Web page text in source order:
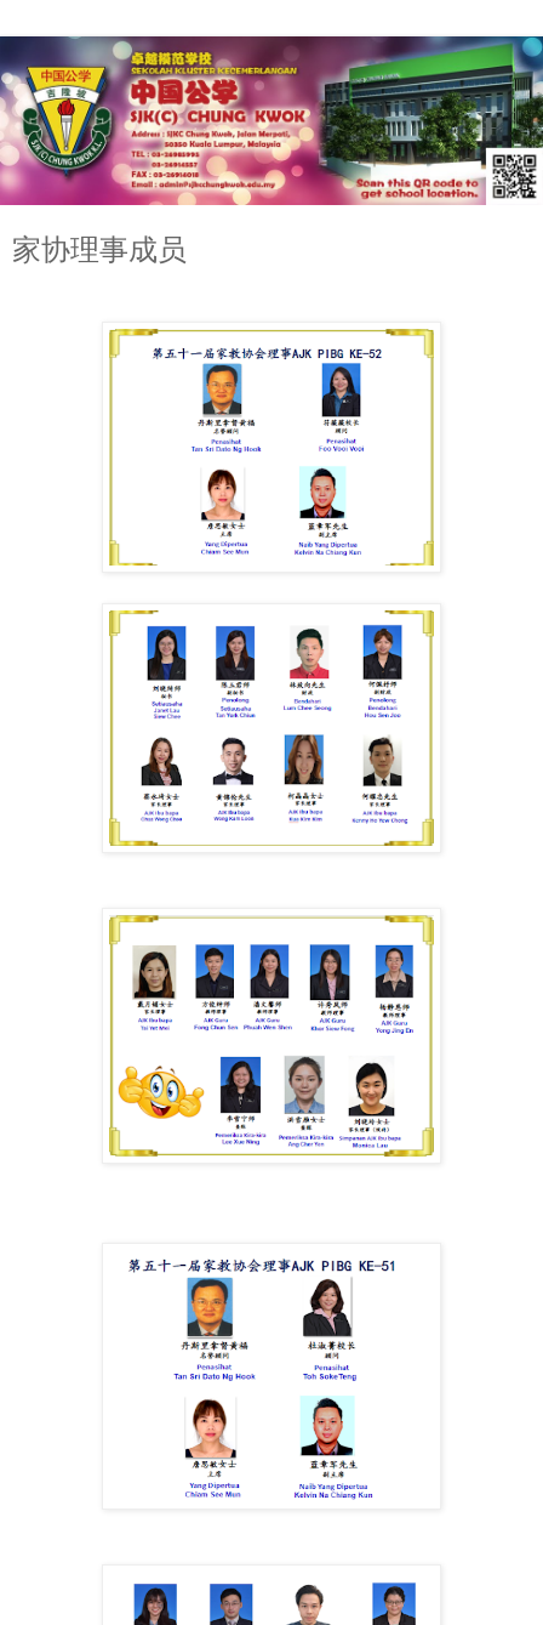
家协理事成员